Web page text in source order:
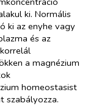
ki. Normális
ki az enyhe vagy
és az
a magnézium
homeostasist
szabályozza.